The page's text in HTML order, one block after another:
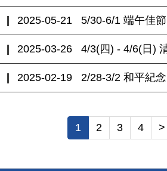
2025-05-21 5/30-6/1 端午佳
2025-03-26 4/3(四) - 4/6(日)
2025-02-19 2/28-3/2 和平紀
1 2 3 4 >